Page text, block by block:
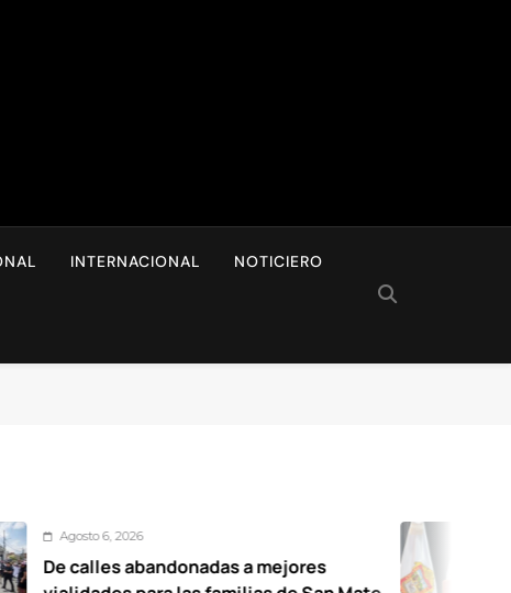
INTERNACIONAL NOTICIERO
a mejores
UAEMéx